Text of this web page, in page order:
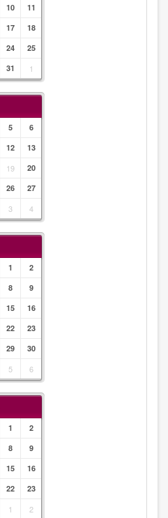
10
11
17
18
24
25
31 1
5
6
12
13
19
20
26
27
3 4
1
2
8
9
15
16
22
23
29
30
5 6
1
2
8
9
15
16
22
23
1 2